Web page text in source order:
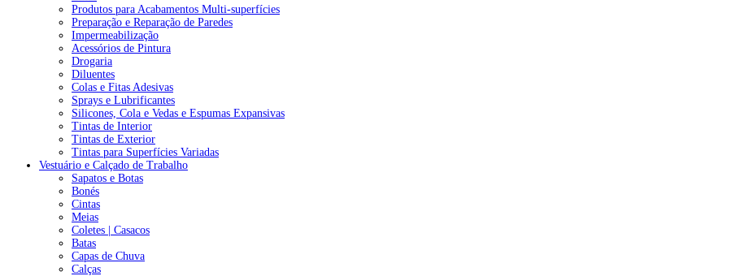
Produtos para Acabamentos Multi-superfícies
Preparação e Reparação de Paredes
Impermeabilização
Acessórios de Pintura
Drogaria
Diluentes
Colas e Fitas Adesivas
Sprays e Lubrificantes
Silicones, Cola e Vedas e Espumas Expansivas
Tintas de Interior
Tintas de Exterior
Tintas para Superfícies Variadas
Vestuário e Calçado de Trabalho
Sapatos e Botas
Bonés
Cintas
Meias
Coletes | Casacos
Batas
Capas de Chuva
Calças